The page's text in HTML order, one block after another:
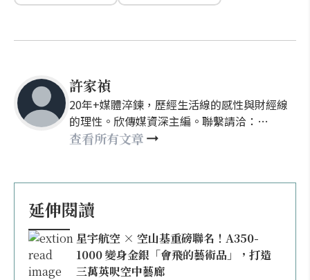
許家禎
20年+媒體淬鍊，歷經生活線的感性與財經線
的理性。欣傳媒資深主編。聯繫請洽：
nellyhsu@xinmedia.com
查看所有文章
延伸閱讀
星宇航空 × 空山基重磅聯名！A350-
1000 變身金銀「會飛的藝術品」，打造
三萬英呎空中藝廊